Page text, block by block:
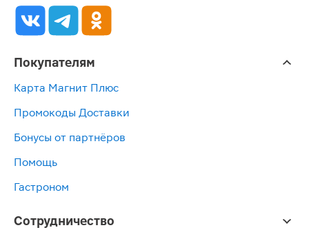
Покупателям
Карта Магнит Плюс
Промокоды Доставки
Бонусы от партнёров
Помощь
Гастроном
Сотрудничество